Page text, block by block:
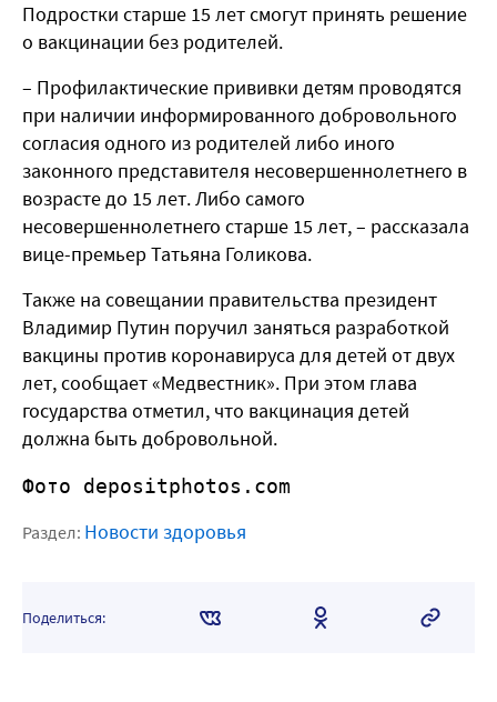
Подростки старше 15 лет смогут принять решение
о вакцинации без родителей.
– Профилактические прививки детям проводятся
при наличии информированного добровольного
согласия одного из родителей либо иного
законного представителя несовершеннолетнего в
возрасте до 15 лет. Либо самого
несовершеннолетнего старше 15 лет, – рассказала
вице-премьер Татьяна Голикова.
Также на совещании правительства президент
Владимир Путин поручил заняться разработкой
вакцины против коронавируса для детей от двух
лет, сообщает «Медвестник». При этом глава
государства отметил, что вакцинация детей
должна быть добровольной.
Фото depositphotos.com
Раздел: Новости здоровья
Поделиться: